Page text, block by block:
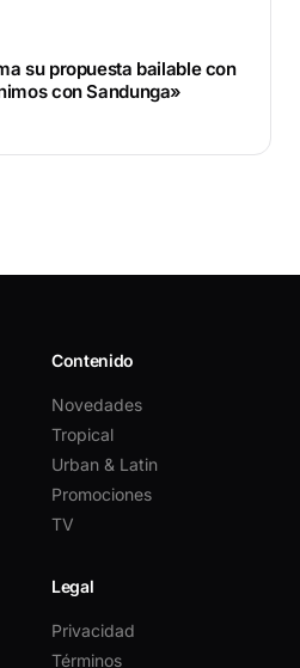
su propuesta bailable con
con Sandunga»
Contenido
Novedades
Tropical
Urban & Latin
Promociones
TV
Legal
Privacidad
Términos